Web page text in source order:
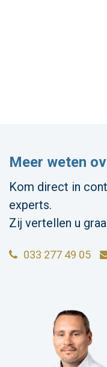
Meer weten
Kom direct in
experts.
Zij vertellen u
033 277 49 05